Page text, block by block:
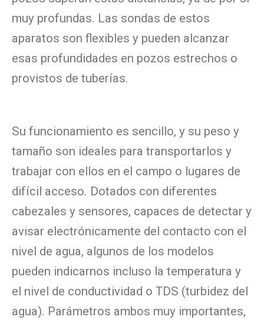
muy profundas. Las sondas de estos
aparatos son flexibles y pueden alcanzar
esas profundidades en pozos estrechos o
provistos de tuberías.
Su funcionamiento es sencillo, y su peso y
tamaño son ideales para transportarlos y
trabajar con ellos en el campo o lugares de
difícil acceso. Dotados con diferentes
cabezales y sensores, capaces de detectar y
avisar electrónicamente del contacto con el
nivel de agua, algunos de los modelos
pueden indicarnos incluso la temperatura y
el nivel de conductividad o TDS (turbidez del
agua). Parámetros ambos muy importantes,